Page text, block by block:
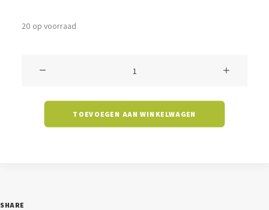
20 op voorraad
TOEVOEGEN AAN WINKELWAGEN
SHARE